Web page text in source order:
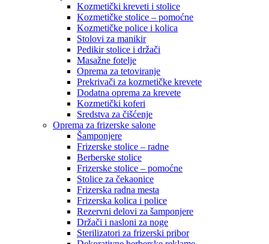
Kozmetički kreveti i stolice
Kozmetičke stolice – pomoćne
Kozmetičke police i kolica
Stolovi za manikir
Pedikir stolice i držači
Masažne fotelje
Oprema za tetoviranje
Prekrivači za kozmetičke krevete
Dodatna oprema za krevete
Kozmetički koferi
Sredstva za čišćenje
Oprema za frizerske salone
Šamponjere
Frizerske stolice – radne
Berberske stolice
Frizerske stolice – pomoćne
Stolice za čekaonice
Frizerska radna mesta
Frizerska kolica i police
Rezervni delovi za šamponjere
Držači i nasloni za noge
Sterilizatori za frizerski pribor